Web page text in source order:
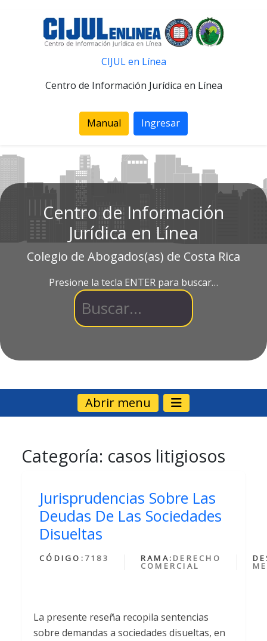
CIJUL en Línea
Centro de Información Jurídica en Línea
Manual Ingresar
Centro de Información
Jurídica en Línea
Colegio de Abogados(as) de Costa Rica
Presione la tecla ENTER para buscar…
Abrir menu
Categoría: casos litigiosos
Jurisprudencias Sobre Las
Deudas De Las Sociedades
Disueltas
CÓDIGO: 7183 RAMA: DERECHO
COMERCIAL
La presente reseña recopila sentencias
sobre demandas a sociedades disueltas, en